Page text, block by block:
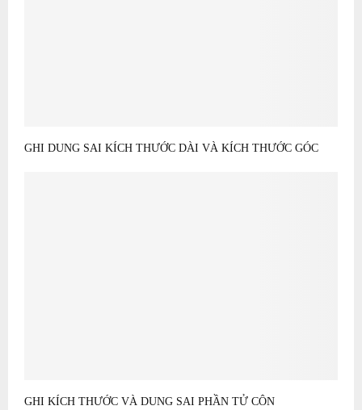
GHI DUNG SAI KÍCH THƯỚC DÀI VÀ KÍCH THƯỚC GÓC
GHI KÍCH THƯỚC VÀ DUNG SAI PHẦN TỬ CÔN